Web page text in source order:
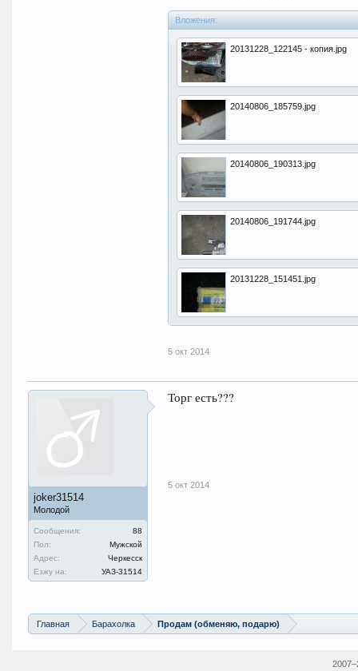
Вложения:
20131228_122145 - копия.jpg
20140806_185759.jpg
20140806_190313.jpg
20140806_191744.jpg
20131228_151451.jpg
5 окт 2014
joker31514
Молодой
Сообщения:
88
Пол:
Мужской
Адрес:
Черкесск
Езжу на:
УАЗ-31514
Торг есть???
5 окт 2014
Главная Барахолка Продам (обменяю, подарю)
2007–